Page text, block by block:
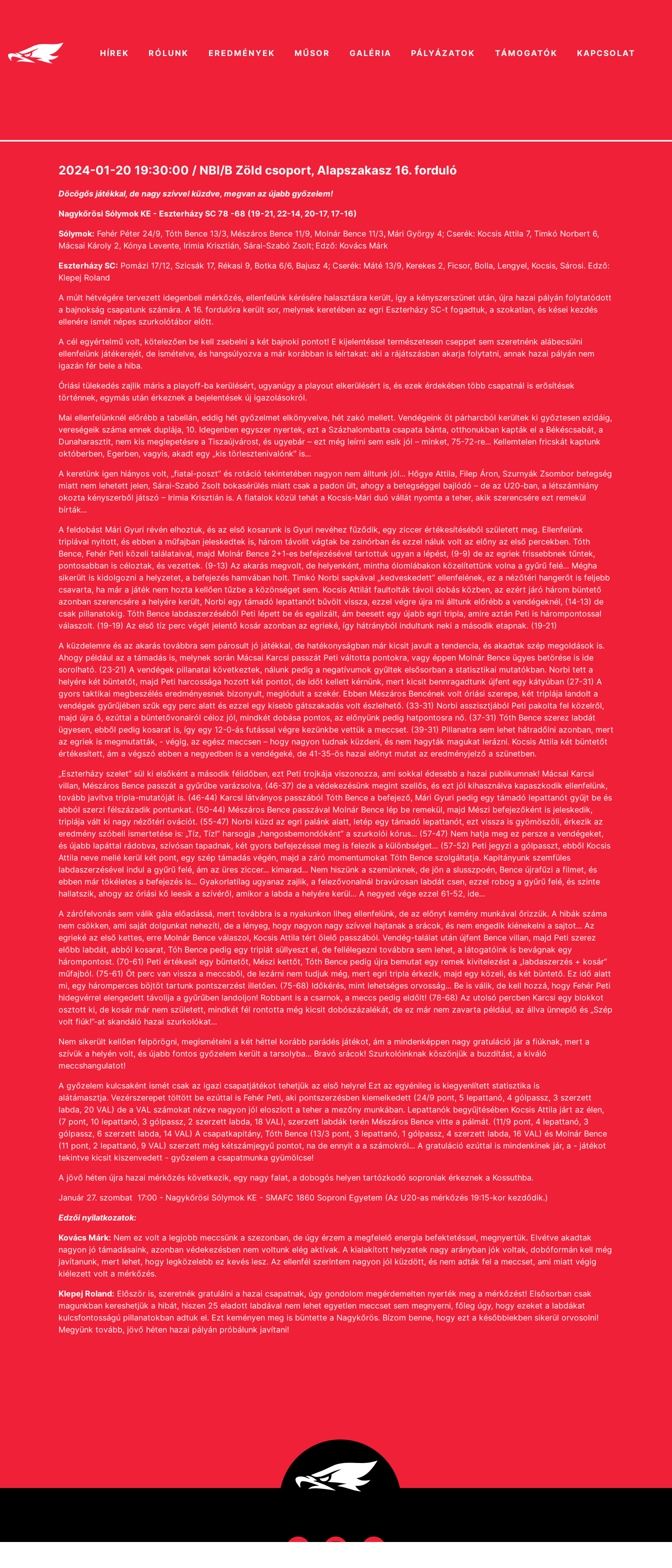
HÍREK RÓLUNK EREDMÉNYEK MŰSOR GALÉRIA PÁLYÁZATOK TÁMOGATÓK KAPCSOLAT
2024-01-20 19:30:00 / NBI/B Zöld csoport, Alapszakasz 16. forduló
Döcögős játékkal, de nagy szívvel küzdve, megvan az újabb győzelem!
Nagykőrösi Sólymok KE - Eszterházy SC 78 -68 (19-21, 22-14, 20-17, 17-16)
Sólymok: Fehér Péter 24/9, Tóth Bence 13/3, Mészáros Bence 11/9, Molnár Bence 11/3, Mári György 4; Cserék: Kocsis Attila 7, Timkó Norbert 6,
Mácsai Károly 2, Kónya Levente, Irimia Krisztián, Sárai-Szabó Zsolt; Edző: Kovács Márk
Eszterházy SC: Pomázi 17/12, Szicsák 17, Rékasi 9, Botka 6/6, Bajusz 4; Cserék: Máté 13/9, Kerekes 2, Ficsor, Bolla, Lengyel, Kocsis, Sárosi. Edző:
Klepej Roland
A múlt hétvégére tervezett idegenbeli mérkőzés, ellenfelünk kérésére halasztásra került, így a kényszerszünet után, újra hazai pályán folytatódott
a bajnokság csapatunk számára. A 16. fordulóra került sor, melynek keretében az egri Eszterházy SC-t fogadtuk, a szokatlan, és kései kezdés
ellenére ismét népes szurkolótábor előtt.
A cél egyértelmű volt, kötelezően be kell zsebelni a két bajnoki pontot! E kijelentéssel természetesen cseppet sem szeretnénk alábecsülni
ellenfelünk játékerejét, de ismételve, és hangsúlyozva a már korábban is leírtakat: aki a rájátszásban akarja folytatni, annak hazai pályán nem
igazán fér bele a hiba.
Óriási tülekedés zajlik máris a playoff-ba kerülésért, ugyanúgy a playout elkerülésért is, és ezek érdekében több csapatnál is erősítések
történnek, egymás után érkeznek a bejelentések új igazolásokról.
Mai ellenfelünknél előrébb a tabellán, eddig hét győzelmet elkönyvelve, hét zakó mellett. Vendégeink öt párharcból kerültek ki győztesen ezidáig,
vereségeik száma ennek duplája, 10. Idegenben egyszer nyertek, ezt a Százhalombatta csapata bánta, otthonukban kapták el a Békéscsabát, a
Dunaharasztit, nem kis meglepetésre a Tiszaújvárost, és ugyebár – ezt még leírni sem esik jól – minket, 75-72-re... Kellemtelen fricskát kaptunk
októberben, Egerben, vagyis, akadt egy „kis törlesztenivalónk” is...
A keretünk igen hiányos volt, „fiatal-poszt” és rotáció tekintetében nagyon nem álltunk jól... Hőgye Attila, Filep Áron, Szurnyák Zsombor betegség
miatt nem lehetett jelen, Sárai-Szabó Zsolt bokasérülés miatt csak a padon ült, ahogy a betegséggel bajlódó – de az U20-ban, a létszámhiány
okozta kényszerből játszó – Irimia Krisztián is. A fiatalok közül tehát a Kocsis-Mári duó vállát nyomta a teher, akik szerencsére ezt remekül
bírták...
A feldobást Mári Gyuri révén elhoztuk, és az első kosarunk is Gyuri nevéhez fűződik, egy ziccer értékesítéséből született meg. Ellenfelünk
triplával nyitott, és ebben a műfajban jeleskedtek is, három távolit vágtak be zsinórban és ezzel náluk volt az előny az első percekben. Tóth
Bence, Fehér Peti közeli találataival, majd Molnár Bence 2+1-es befejezésével tartottuk ugyan a lépést, (9-9) de az egriek frissebbnek tűntek,
pontosabban is céloztak, és vezettek. (9-13) Az akarás megvolt, de helyenként, mintha ólomlábakon közelítettünk volna a gyűrű felé... Mégha
sikerült is kidolgozni a helyzetet, a befejezés hamvában holt. Timkó Norbi sapkával „kedveskedett” ellenfelének, ez a nézőtéri hangerőt is feljebb
csavarta, ha már a játék nem hozta kellően tűzbe a közönséget sem. Kocsis Attilát faultolták távoli dobás közben, az ezért járó három büntető
azonban szerencsére a helyére került, Norbi egy támadó lepattanót bűvölt vissza, ezzel végre újra mi álltunk előrébb a vendégeknél, (14-13) de
csak pillanatokig. Tóth Bence labdaszerzéséből Peti lépett be és egalizált, ám beesett egy újabb egri tripla, amire aztán Peti is hárompontossal
válaszolt. (19-19) Az első tíz perc végét jelentő kosár azonban az egrieké, így hátrányból indultunk neki a második etapnak. (19-21)
A küzdelemre és az akarás továbbra sem párosult jó játékkal, de hatékonyságban már kicsit javult a tendencia, és akadtak szép megoldások is.
Ahogy például az a támadás is, melynek során Mácsai Karcsi passzát Peti váltotta pontokra, vagy éppen Molnár Bence ügyes betörése is ide
sorolható. (23-21) A vendégek pillanatai következtek, nálunk pedig a negatívumok gyűltek elsősorban a statisztikai mutatókban. Norbi tett a
helyére két büntetőt, majd Peti harcossága hozott két pontot, de időt kellett kérnünk, mert kicsit bennragadtunk újfent egy kátyúban (27-31) A
gyors taktikai megbeszélés eredményesnek bizonyult, meglódult a szekér. Ebben Mészáros Bencének volt óriási szerepe, két triplája landolt a
vendégek gyűrűjében szűk egy perc alatt és ezzel egy kisebb gátszakadás volt észlelhető. (33-31) Norbi asszisztjából Peti pakolta fel közelről,
majd újra ő, ezúttal a büntetővonalról céloz jól, mindkét dobása pontos, az előnyünk pedig hatpontosra nő. (37-31) Tóth Bence szerez labdát
ügyesen, ebből pedig kosarat is, így egy 12-0-ás futással végre kezünkbe vettük a meccset. (39-31) Pillanatra sem lehet hátradőlni azonban, mert
az egriek is megmutatták, - végig, az egész meccsen – hogy nagyon tudnak küzdeni, és nem hagyták magukat lerázni. Kocsis Attila két büntetőt
értékesített, ám a végszó ebben a negyedben is a vendégeké, de 41-35-ös hazai előnyt mutat az eredményjelző a szünetben.
„Eszterházy szelet” sül ki elsőként a második félidőben, ezt Peti trojkája viszonozza, ami sokkal édesebb a hazai publikumnak! Mácsai Karcsi
villan, Mészáros Bence passzát a gyűrűbe varázsolva, (46-37) de a védekezésünk megint szellős, és ezt jól kihasználva kapaszkodik ellenfelünk,
tovább javítva tripla-mutatóját is. (46-44) Karcsi látványos passzából Tóth Bence a befejező, Mári Gyuri pedig egy támadó lepattanót gyűjt be és
abból szerzi félszázadik pontunkat. (50-44) Mészáros Bence passzával Molnár Bence lép be remekül, majd Mészi befejezőként is jeleskedik,
triplája vált ki nagy nézőtéri ovációt. (55-47) Norbi küzd az egri palánk alatt, letép egy támadó lepattanót, ezt vissza is gyömöszöli, érkezik az
eredmény szóbeli ismertetése is: „Tíz, Tíz!” harsogja „hangosbemondóként” a szurkolói kórus... (57-47) Nem hatja meg ez persze a vendégeket,
és újabb lapáttal rádobva, szívósan tapadnak, két gyors befejezéssel meg is felezik a különbséget... (57-52) Peti jegyzi a gólpasszt, ebből Kocsis
Attila neve mellé kerül két pont, egy szép támadás végén, majd a záró momentumokat Tóth Bence szolgáltatja. Kapitányunk szemfüles
labdaszerzésével indul a gyűrű felé, ám az üres ziccer... kimarad... Nem hiszünk a szemünknek, de jön a slusszpoén, Bence újrafűzi a filmet, és
ebben már tökéletes a befejezés is... Gyakorlatilag ugyanaz zajlik, a felezővonalnál bravúrosan labdát csen, ezzel robog a gyűrű felé, és szinte
hallatszik, ahogy az óriási kő leesik a szívéről, amikor a labda a helyére kerül... A negyed vége ezzel 61-52, ide...
A zárófelvonás sem válik gála előadássá, mert továbbra is a nyakunkon liheg ellenfelünk, de az előnyt kemény munkával őrizzük. A hibák száma
nem csökken, ami saját dolgunkat nehezíti, de a lényeg, hogy nagyon nagy szívvel hajtanak a srácok, és nem engedik kiénekelni a sajtot... Az
egrieké az első kettes, erre Molnár Bence válaszol, Kocsis Attila tért ölelő passzából. Vendég-találat után újfent Bence villan, majd Peti szerez
előbb labdát, abból kosarat, Tóh Bence pedig egy triplát süllyeszt el, de fellélegezni továbbra sem lehet, a látogatóink is bevágnak egy
hárompontost. (70-61) Peti értékesít egy büntetőt, Mészi kettőt, Tóth Bence pedig újra bemutat egy remek kivitelezést a „labdaszerzés + kosár”
műfajból. (75-61) Öt perc van vissza a meccsből, de lezárni nem tudjuk még, mert egri tripla érkezik, majd egy közeli, és két büntető. Ez idő alatt
mi, egy háromperces böjtöt tartunk pontszerzést illetően. (75-68) Időkérés, mint lehetséges orvosság... Be is válik, de kell hozzá, hogy Fehér Peti
hidegvérrel elengedett távolija a gyűrűben landoljon! Robbant is a csarnok, a meccs pedig eldőlt! (78-68) Az utolsó percben Karcsi egy blokkot
osztott ki, de kosár már nem született, mindkét fél rontotta még kicsit dobószázalékát, de ez már nem zavarta például, az állva ünneplő és „Szép
volt fiúk!”-at skandáló hazai szurkolókat...
Nem sikerült kellően felpörögni, megismételni a két héttel korább parádés játékot, ám a mindenképpen nagy gratuláció jár a fiúknak, mert a
szívük a helyén volt, és újabb fontos győzelem került a tarsolyba... Bravó srácok! Szurkolóinknak köszönjük a buzdítást, a kiváló
meccshangulatot!
A győzelem kulcsaként ismét csak az igazi csapatjátékot tehetjük az első helyre! Ezt az egyénileg is kiegyenlített statisztika is
alátámasztja. Vezérszerepet töltött be ezúttal is Fehér Peti, aki pontszerzésben kiemelkedett (24/9 pont, 5 lepattanó, 4 gólpassz, 3 szerzett
labda, 20 VAL) de a VAL számokat nézve nagyon jól eloszlott a teher a mezőny munkában. Lepattanók begyűjtésében Kocsis Attila járt az élen,
(7 pont, 10 lepattanó, 3 gólpassz, 2 szerzett labda, 18 VAL), szerzett labdák terén Mészáros Bence vitte a pálmát. (11/9 pont, 4 lepattanó, 3
gólpassz, 6 szerzett labda, 14 VAL) A csapatkapitány, Tóth Bence (13/3 pont, 3 lepattanó, 1 gólpassz, 4 szerzett labda, 16 VAL) és Molnár Bence
(11 pont, 2 lepattanó, 9 VAL) szerzett még kétszámjegyű pontot, na de ennyit a a számokról... A gratuláció ezúttal is mindenkinek jár, a - játékot
tekintve kicsit kiszenvedett - győzelem a csapatmunka gyümölcse!
A jövő héten újra hazai mérkőzés következik, egy nagy falat, a dobogós helyen tartózkodó soproniak érkeznek a Kossuthba.
Január 27. szombat 17:00 - Nagykőrösi Sólymok KE - SMAFC 1860 Soproni Egyetem (Az U20-as mérkőzés 19:15-kor kezdődik.)
Edzői nyilatkozatok:
Kovács Márk: Nem ez volt a legjobb meccsünk a szezonban, de úgy érzem a megfelelő energia befektetéssel, megnyertük. Elvétve akadtak
nagyon jó támadásaink, azonban védekezésben nem voltunk elég aktívak. A kialakított helyzetek nagy arányban jók voltak, dobóformán kell még
javítanunk, mert lehet, hogy legközelebb ez kevés lesz. Az ellenfél szerintem nagyon jól küzdött, és nem adták fel a meccset, ami miatt végig
kiélezett volt a mérkőzés.
Klepej Roland: Először is, szeretnék gratulálni a hazai csapatnak, úgy gondolom megérdemelten nyerték meg a mérkőzést! Elsősorban csak
magunkban kereshetjük a hibát, hiszen 25 eladott labdával nem lehet egyetlen meccset sem megnyerni, főleg úgy, hogy ezeket a labdákat
kulcsfontosságú pillanatokban adtuk el. Ezt keményen meg is büntette a Nagykőrös. Bízom benne, hogy ezt a későbbiekben sikerül orvosolni!
Megyünk tovább, jövő héten hazai pályán próbálunk javítani!